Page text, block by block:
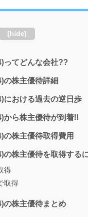
[hide]
ってどんな会社??
の株主優待詳細
における過去の逆日歩
から株主優待が到着!!
の株主優待取得費用
の株主優待を取得する
得
取得
の株主優待まとめ